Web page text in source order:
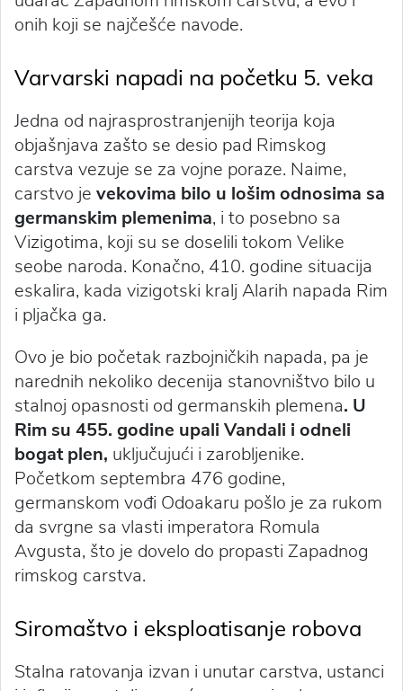
onih koji se najčešće navode.
Varvarski napadi na početku 5. veka
Jedna od najrasprostranjenijh teorija koja
objašnjava zašto se desio pad Rimskog
carstva vezuje se za vojne poraze. Naime,
carstvo je vekovima bilo u lošim odnosima sa
germanskim plemenima, i to posebno sa
Vizigotima, koji su se doselili tokom Velike
seobe naroda. Konačno, 410. godine situacija
eskalira, kada vizigotski kralj Alarih napada Rim
i pljačka ga.
Ovo je bio početak razbojničkih napada, pa je
narednih nekoliko decenija stanovništvo bilo u
stalnoj opasnosti od germanskih plemena. U
Rim su 455. godine upali Vandali i odneli
bogat plen, uključujući i zarobljenike.
Početkom septembra 476 godine,
germanskom vođi Odoakaru pošlo je za rukom
da svrgne sa vlasti imperatora Romula
Avgusta, što je dovelo do propasti Zapadnog
rimskog carstva.
Siromaštvo i eksploatisanje robova
Stalna ratovanja izvan i unutar carstva, ustanci